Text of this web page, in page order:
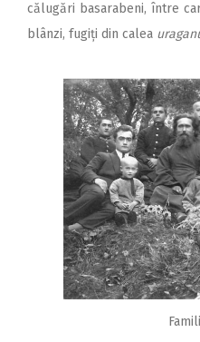
călugări basarabeni, între
blânzi, fugiți din calea